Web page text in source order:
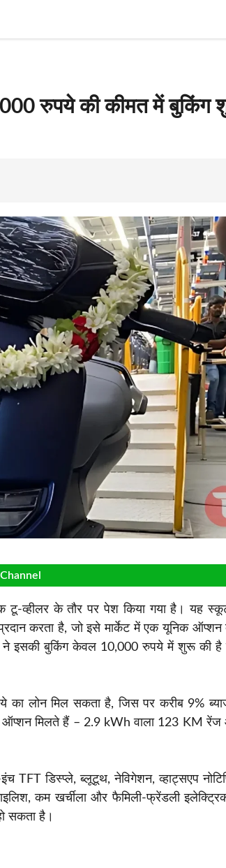
रुपये की कीमत में बुकिंग
व्हीलर के तौर पर पेश किया गया है। यह
करता है, जो इसे मार्केट में एक यूनिक ऑप्शन
इसकी बुकिंग केवल 10,000 रुपये में शुरू की है
लोन मिल सकता है, जिस पर करीब 9%
ऑप्शन मिलते हैं – 2.9 kWh वाला 123 KM
TFT डिस्प्ले, ब्लूटूथ, नेविगेशन, व्हाट्सएप
कम खर्चीला और फैमिली-फ्रेंडली
सकता है।